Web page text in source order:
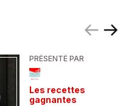
PRÉSENTÉ PAR
Les recettes
gagnantes